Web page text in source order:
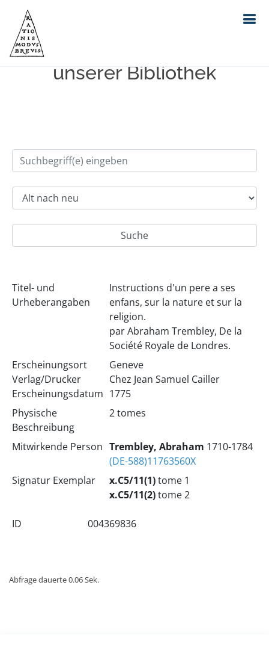
Einfache Suche im Bestand
unserer Bibliothek
Titel- und
Urheberangaben
Instructions d'un pere a ses
enfans, sur la nature et sur la
religion.
par Abraham Trembley, De la
Société Royale de Londres.
Erscheinungsort
Verlag/Drucker
Erscheinungsdatum
Geneve
Chez Jean Samuel Cailler
1775
Physische
Beschreibung
2 tomes
Mitwirkende Person Trembley, Abraham 1710-1784
(DE-588)11763560X
Signatur Exemplar
x.C5/11(1)tome 1
x.C5/11(2)tome 2
ID 004369836
Abfrage dauerte 0.06 Sek.